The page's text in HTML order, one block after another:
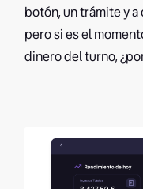
botón, un trámite y
pero si es el
dinero del turno,